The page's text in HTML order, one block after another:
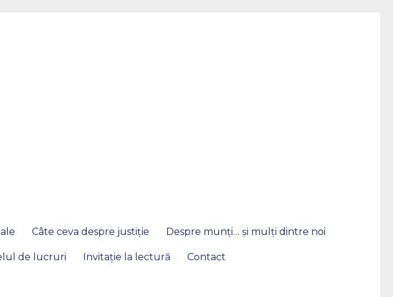
Câte ceva despre justiție Despre munți… și mulți dintre noi
de lucruri Invitație la lectură Contact